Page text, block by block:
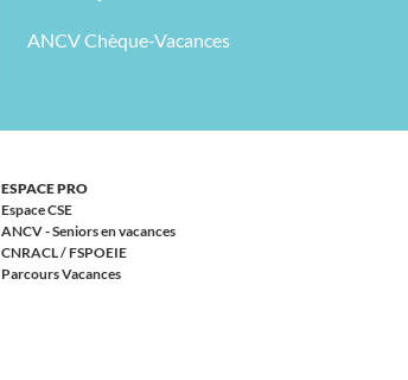
ANCV Chèque-Vacances
ESPACE PRO
Espace CSE
ANCV - Seniors en vacances
CNRACL / FSPOEIE
Parcours Vacances